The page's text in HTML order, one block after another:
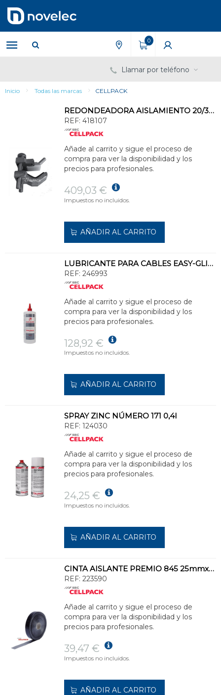
contenido
menú
de
navegación
0
Llamar por teléfono
Inicio Todas las marcas CELLPACK
REDONDEADORA AISLAMIENTO 20/30kV
REF: 418107
Añade al carrito y sigue el proceso de
compra para ver la disponibilidad y los
precios para profesionales.
409,03 €
Impuestos no incluidos.
AÑADIR AL CARRITO
LUBRICANTE PARA CABLES EASY-GLIDE (BIDÓN 5l)
REF: 246993
Añade al carrito y sigue el proceso de
compra para ver la disponibilidad y los
precios para profesionales.
128,92 €
Impuestos no incluidos.
AÑADIR AL CARRITO
SPRAY ZINC NÚMERO 171 0,4l
REF: 124030
Añade al carrito y sigue el proceso de
compra para ver la disponibilidad y los
precios para profesionales.
24,25 €
Impuestos no incluidos.
AÑADIR AL CARRITO
CINTA AISLANTE PREMIO 845 25mmx50m 0,18mm NEGRO
REF: 223590
Añade al carrito y sigue el proceso de
compra para ver la disponibilidad y los
precios para profesionales.
39,47 €
Impuestos no incluidos.
AÑADIR AL CARRITO